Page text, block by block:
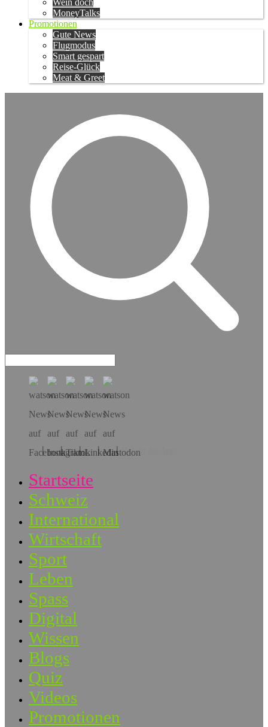
Wein doch
MoneyTalks
Promotionen
Gute News
Flugmodus
Smart gespart
Reise-Glück
Meat & Greet
Hol dir die App!
Startseite
Schweiz
International
Wirtschaft
Sport
Leben
Spass
Digital
Wissen
Blogs
Quiz
Videos
Promotionen